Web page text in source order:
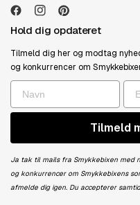
Hold dig opdateret
Tilmeld dig her og modtag
og konkurrencer om
Tilmeld
Ja tak til mails fra Smykkebixen med
og konkurrencer om Smykkebixens
afmelde dig igen. Du accepterer